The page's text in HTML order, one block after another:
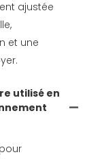
ajustée
et une
utilisé en